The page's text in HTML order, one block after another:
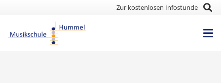
Zur kostenlosen Infostunde